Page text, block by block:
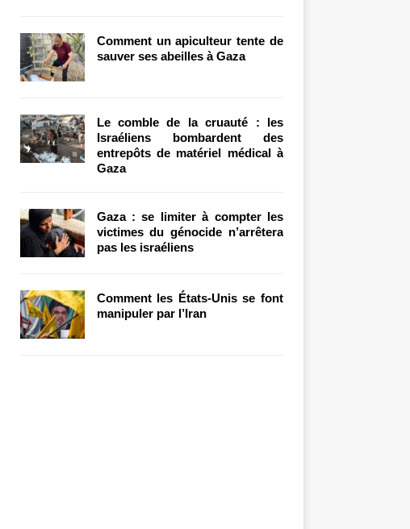
Comment un apiculteur tente de
sauver ses abeilles à Gaza
Le comble de la cruauté : les
Israéliens bombardent des
entrepôts de matériel médical à
Gaza
Gaza : se limiter à compter les
victimes du génocide n’arrêtera
pas les israéliens
Comment les États-Unis se font
manipuler par l’Iran